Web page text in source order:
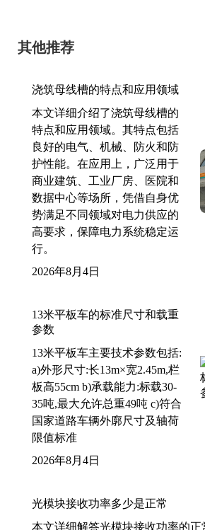
其他推荐
浇筑母线槽的特点和应用领域
本文详细介绍了浇筑母线槽的
特点和应用领域。其特点包括
良好的电气、机械、防火和防
护性能。在应用上，广泛用于
商业建筑、工业厂房、医院和
数据中心等场所，凭借自身优
势满足不同领域对电力供应的
高要求，保障电力系统稳定运
行。
2026年8月4日
13米平板车的标准尺寸和载重
参数
13米平板车主要技术参数包括:
a)外形尺寸:长13m×宽2.45m,栏
板高55cm b)承载能力:标载30-
35吨,最大允许总重49吨 c)符合
国家道路车辆外廓尺寸及轴荷
限值标准
2026年8月4日
光模块接收功率多少是正常
本文详细解答光模块接收功率的正